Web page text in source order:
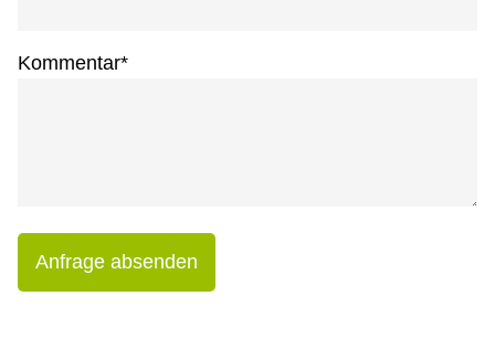
Kommentar*
Anfrage absenden